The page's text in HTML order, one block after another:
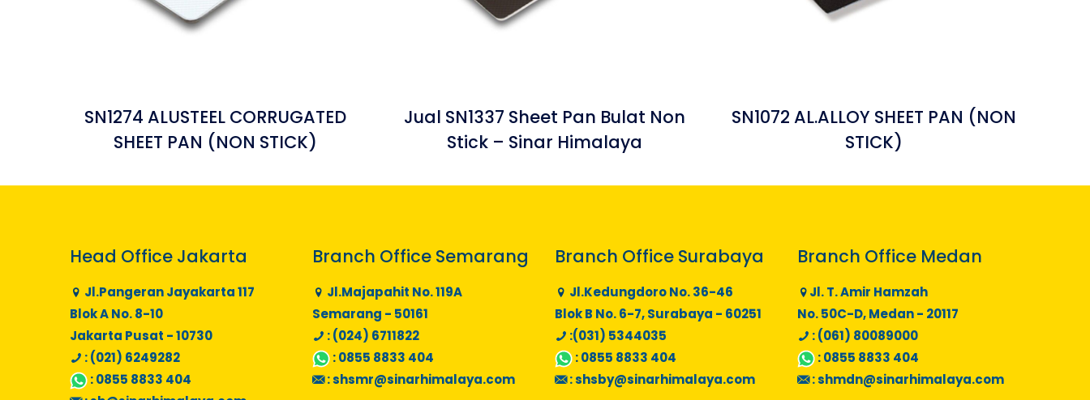
SN1274 ALUSTEEL CORRUGATED
SHEET PAN (NON STICK)
Jual SN1337 Sheet Pan Bulat Non
Stick – Sinar Himalaya
SN1072 AL.ALLOY SHEET PAN (NON
STICK)
Head Office Jakarta
Jl.Pangeran Jayakarta 117
Blok A No. 8-10
Jakarta Pusat - 10730
: (021) 6249282
:0855 8833 404
Branch Office Semarang
Jl.Majapahit No. 119A
Semarang - 50161
: (024) 6711822
:0855 8833 404
:shsmr@sinarhimalaya.com
Branch Office Surabaya
Jl.Kedungdoro No. 36-46
Blok B No. 6-7, Surabaya - 60251
:(031) 5344035
:0855 8833 404
:shsby@sinarhimalaya.com
Branch Office Medan
Jl. T. Amir Hamzah
No. 50C-D, Medan - 20117
: (061) 80089000
:0855 8833 404
:shmdn@sinarhimalaya.com